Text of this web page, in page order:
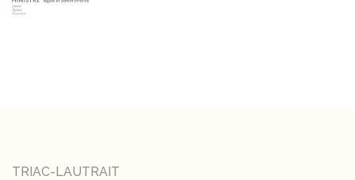
TRIAC-LAUTRAIT